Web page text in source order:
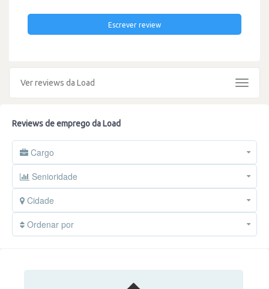
Escrever review
Ver reviews da Load
Toggle
Reviews de emprego da Load
Cargo
Senioridade
Cidade
Ordenar por